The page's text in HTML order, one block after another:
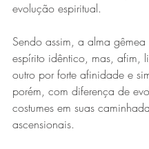
evolução espiritual.
Sendo assim, a alma
espírito idêntico, mas, afim,
outro por forte afinidade e
porém, com diferença de
costumes em suas
ascensionais.